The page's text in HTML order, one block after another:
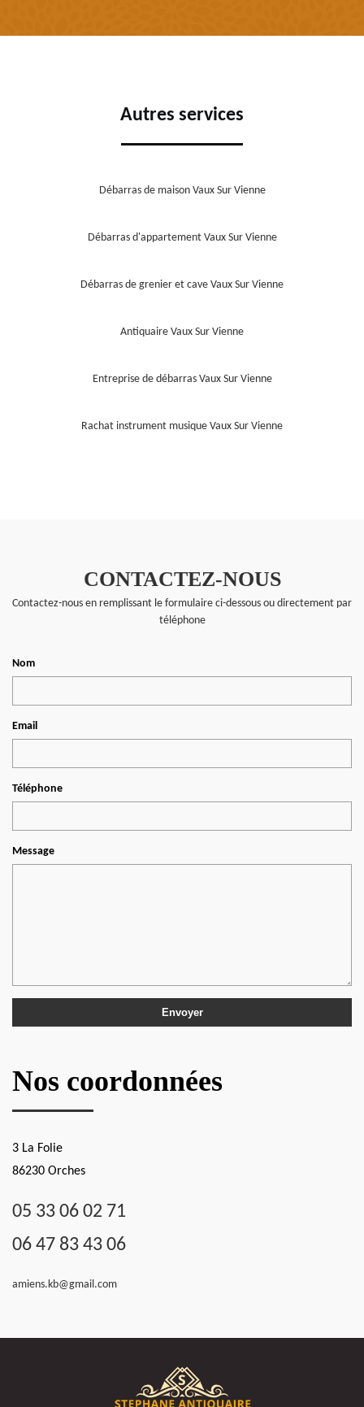
Autres services
Débarras de maison Vaux Sur Vienne
Débarras d'appartement Vaux Sur Vienne
Débarras de grenier et cave Vaux Sur Vienne
Antiquaire Vaux Sur Vienne
Entreprise de débarras Vaux Sur Vienne
Rachat instrument musique Vaux Sur Vienne
CONTACTEZ-NOUS
Contactez-nous en remplissant le formulaire ci-dessous ou directement par
téléphone
Nom
Email
Téléphone
Message
Nos coordonnées
3 La Folie
86230 Orches
05 33 06 02 71
06 47 83 43 06
amiens.kb@gmail.com